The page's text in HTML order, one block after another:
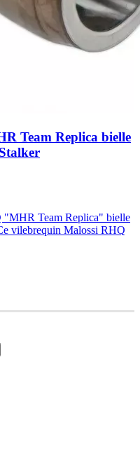
Team Replica bielle
"MHR Team Replica" bielle
vilebrequin Malossi RHQ